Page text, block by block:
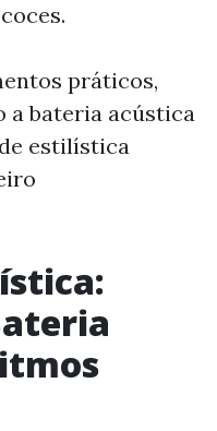
práticos,
a bateria acústica
estilística